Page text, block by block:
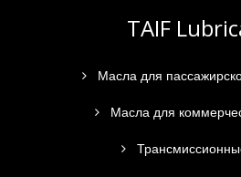
TAIF
Масла для
Масла для